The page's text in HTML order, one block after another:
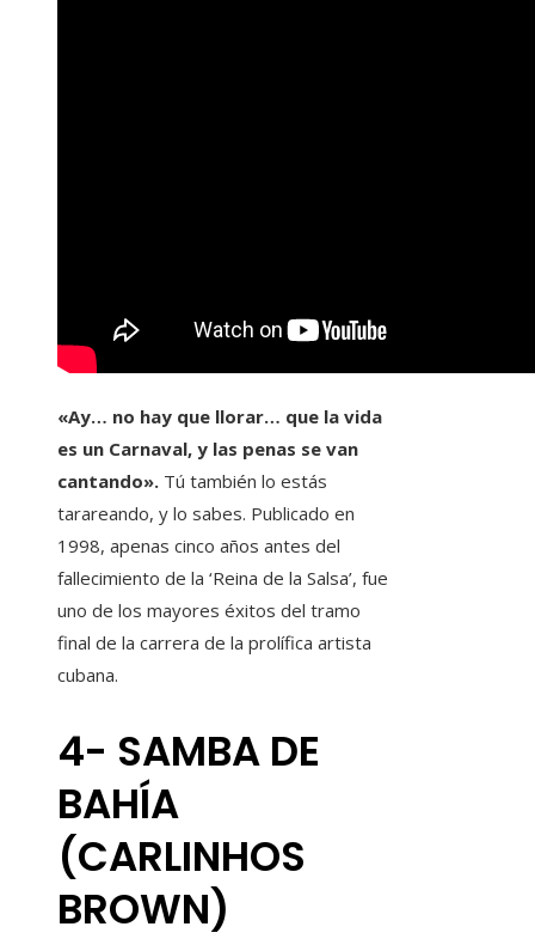
«Ay… no hay que llorar… que la vida
es un Carnaval, y las penas se van
cantando». Tú también lo estás
tarareando, y lo sabes. Publicado en
1998, apenas cinco años antes del
fallecimiento de la ‘Reina de la Salsa’, fue
uno de los mayores éxitos del tramo
final de la carrera de la prolífica artista
cubana.
4- SAMBA DE
BAHÍA
(CARLINHOS
BROWN)